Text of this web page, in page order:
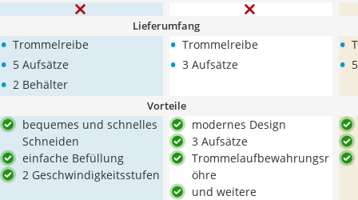
Lieferumfang
• Trommelreibe
• 5 Aufsätze
• 2 Behälter
• Trommelreibe
• 3 Aufsätze
•
•
Vorteile
bequemes und schnelles
Schneiden
einfache Befüllung
2 Geschwindigkeitsstufen
modernes Design
3 Aufsätze
Trommelaufbewahrungsr
öhre
und weitere